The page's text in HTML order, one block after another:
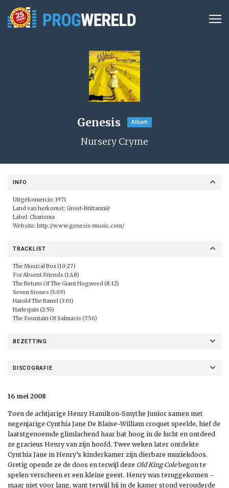
Genesis Album
Nursery Cryme
INFO
Uitgekomen in: 1971
Land van herkomst: Groot-Brittannië
Label: Charisma
Website: http://www.genesis-music.com/
TRACKLIST
The Musical Box (10:27)
For Absent Friends (1:48)
The Return Of The Giant Hogweed (8:12)
Seven Stones (5:09)
Harold The Barrel (3:01)
Harlequin (2:55)
The Fountain Of Salmacis (7:56)
BEZETTING
DISCOGRAFIE
16 mei 2008
Toen de achtjarige Henry Hamilton-Smythe Junior samen met
negenjarige Cynthia Jane De Blaise-William croquet speelde, hief de
laatstgenoemde glimlachend haar bat hoog in de lucht en ontdeed
ze gracieus Henry van zijn hoofd. Twee weken later ontdekte
Cynthia Jane in Henry’s kinderkamer zijn dierbare muziekdoos.
Gretig opende ze de doos en terwijl deze Old King Colebegon te
spelen verscheen er een kleine geest. Henry was teruggekomen –
maar niet voor lang, want terwijl hij in de kamer stond verouderde